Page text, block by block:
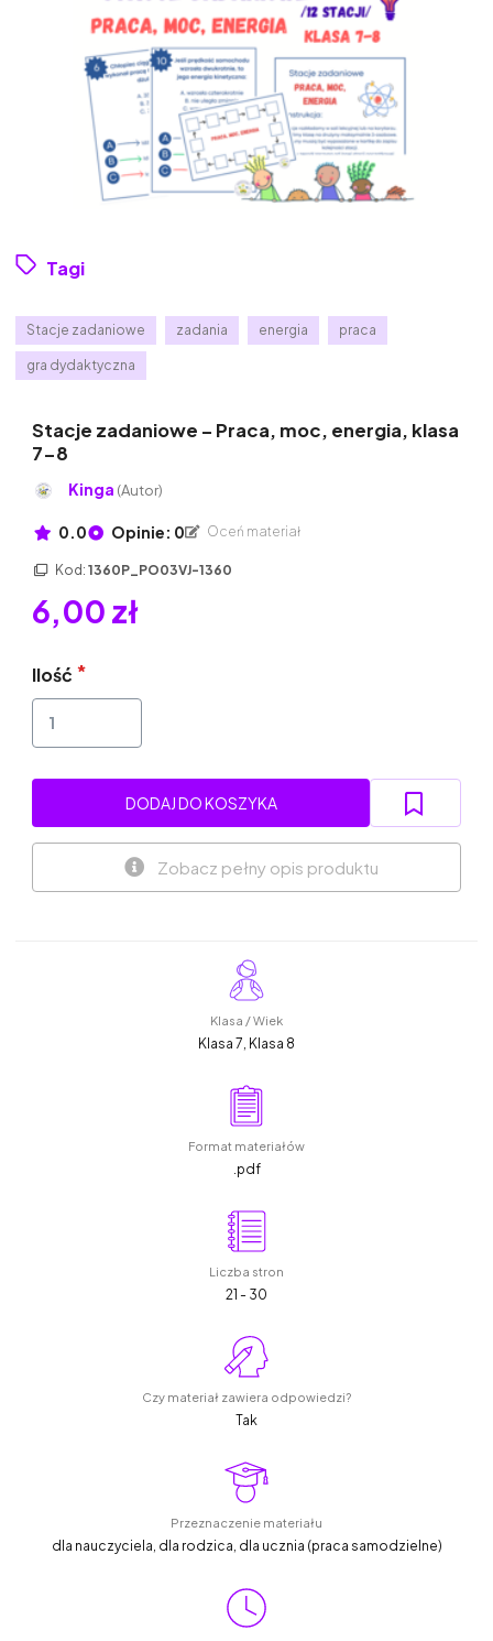
Tagi
Stacje zadaniowe zadania energia praca
gra dydaktyczna
Stacje zadaniowe – Praca, moc, energia, klasa
7-8
Kinga (Autor)
0.0 Opinie: 0 Oceń materiał
Kod: 1360P_PO03VJ-1360
6,00 zł
Ilość
DODAJ DO KOSZYKA
Zobacz pełny opis produktu
Klasa / Wiek
Klasa 7, Klasa 8
Format materiałów
.pdf
Liczba stron
21 - 30
Czy materiał zawiera odpowiedzi?
Tak
Przeznaczenie materiału
dla nauczyciela, dla rodzica, dla ucznia (praca samodzielne)